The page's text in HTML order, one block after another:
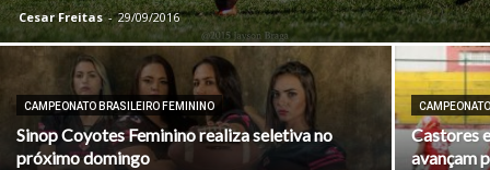
Cesar Freitas - 29/09/2016
CAMPEONATO BRASILEIRO FEMININO
Sinop Coyotes Feminino realiza seletiva no
próximo domingo
Castores
avançam